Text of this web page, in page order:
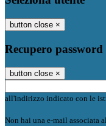
button close ×
Recupero password
button close ×
all'indirizzo indicato con le
Non hai una e-mail associata